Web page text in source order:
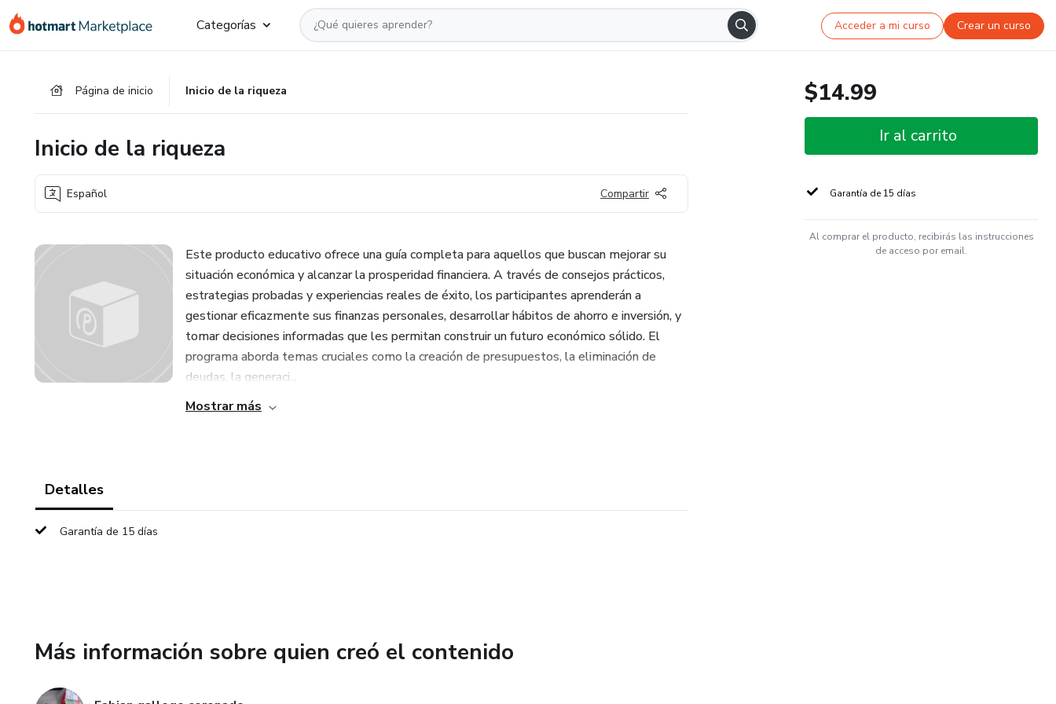
Categorías Acceder a mi curso Crear un curso
Página de inicio Inicio de la riqueza
Inicio de la riqueza
Español Compartir
Este producto educativo ofrece una guía completa para aquellos que buscan mejorar su
situación económica y alcanzar la prosperidad financiera. A través de consejos prácticos,
estrategias probadas y experiencias reales de éxito, los participantes aprenderán a
gestionar eficazmente sus finanzas personales, desarrollar hábitos de ahorro e inversión, y
tomar decisiones informadas que les permitan construir un futuro económico sólido. El
programa aborda temas cruciales como la creación de presupuestos, la eliminación de
deudas, la generaci...
Mostrar más
Detalles
Garantía de 15 días
Más información sobre quien creó el contenido
$14.99
Ir al carrito
Garantía de 15 días
Al comprar el producto, recibirás las instrucciones
de acceso por email.